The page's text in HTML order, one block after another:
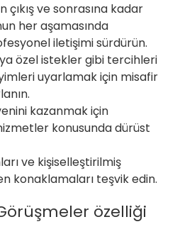
ve sonrasına kadar
her aşamasında
iletişimi sürdürün.
özel istekler gibi tercihleri
uyarlamak için misafir
kazanmak için
konusunda dürüst
ve kişiselleştirilmiş
konaklamaları teşvik edin.
özelliği